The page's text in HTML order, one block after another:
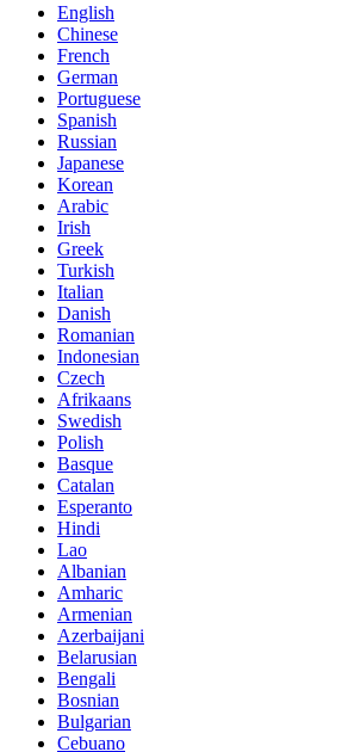
English
Chinese
French
German
Portuguese
Spanish
Russian
Japanese
Korean
Arabic
Irish
Greek
Turkish
Italian
Danish
Romanian
Indonesian
Czech
Afrikaans
Swedish
Polish
Basque
Catalan
Esperanto
Hindi
Lao
Albanian
Amharic
Armenian
Azerbaijani
Belarusian
Bengali
Bosnian
Bulgarian
Cebuano